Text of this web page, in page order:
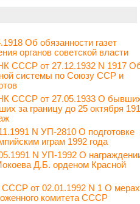
Об обязанности газет
органов советской власти
СССР от 27.12.1932 N 1917
системы по Союзу ССР и
СССР от 27.05.1933 О
за границу до 25 октября
N УП-2810 О подготовке
играм 1992 года
N УП-1992 О
Д.Б. орденом Красной
СССР от 02.01.1992 N 1 О
комитета СССР